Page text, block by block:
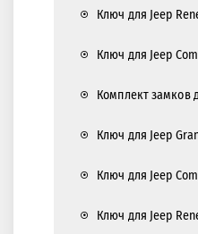
Ключ для Jeep
Ключ для Jeep
Комплект замков
Ключ для Jeep
Ключ для Jeep
Ключ для Jeep